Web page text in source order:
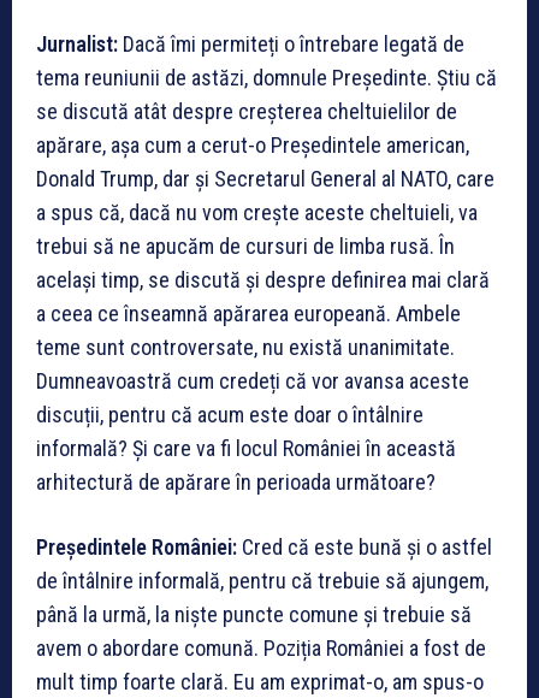
Jurnalist: Dacă îmi permiteți o întrebare legată de
tema reuniunii de astăzi, domnule Președinte. Știu că
se discută atât despre creșterea cheltuielilor de
apărare, așa cum a cerut-o Președintele american,
Donald Trump, dar și Secretarul General al NATO, care
a spus că, dacă nu vom crește aceste cheltuieli, va
trebui să ne apucăm de cursuri de limba rusă. În
același timp, se discută și despre definirea mai clară
a ceea ce înseamnă apărarea europeană. Ambele
teme sunt controversate, nu există unanimitate.
Dumneavoastră cum credeți că vor avansa aceste
discuții, pentru că acum este doar o întâlnire
informală? Și care va fi locul României în această
arhitectură de apărare în perioada următoare?
Președintele României: Cred că este bună și o astfel
de întâlnire informală, pentru că trebuie să ajungem,
până la urmă, la niște puncte comune și trebuie să
avem o abordare comună. Poziția României a fost de
mult timp foarte clară. Eu am exprimat-o, am spus-o